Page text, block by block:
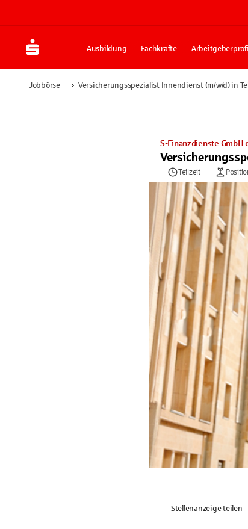
Ausbildung Fachkräfte
Jobbörse Versicherungsspezialist Innendienst (m/w/d) in
S-Finanzdienste GmbH
Teilzeit
Stellenanzeige teilen